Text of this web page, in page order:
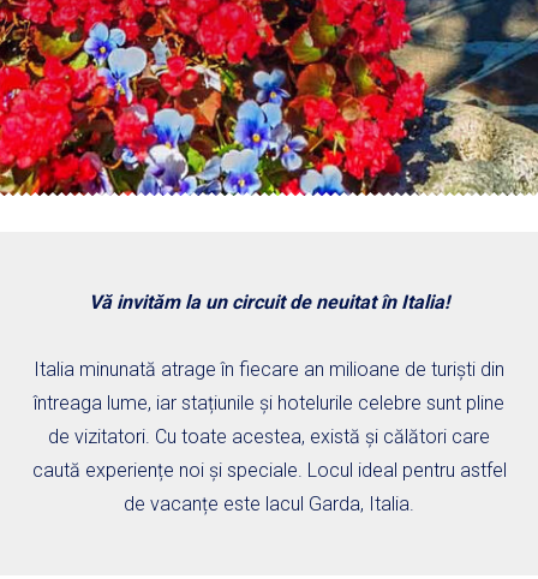
Vă invităm la un circuit de neuitat în Italia!
Italia minunată atrage în fiecare an milioane de turiști din
întreaga lume, iar stațiunile și hotelurile celebre sunt pline
de vizitatori. Cu toate acestea, există și călători care
caută experiențe noi și speciale. Locul ideal pentru astfel
de vacanțe este lacul Garda, Italia.